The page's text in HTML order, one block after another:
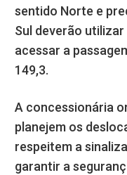
sentido Norte e
Sul deverão
acessar a
149,3.
A concessionária
planejem os
respeitem a
garantir a